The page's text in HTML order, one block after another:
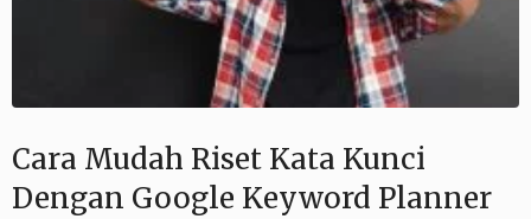
Cara Mudah Riset Kata Kunci
Dengan Google Keyword Planner